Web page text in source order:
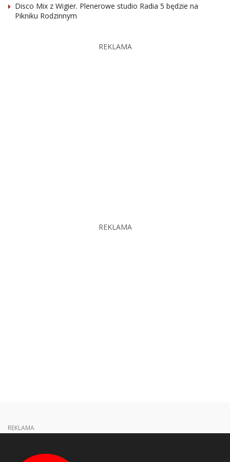
Disco Mix z Wigier. Plenerowe studio Radia 5 będzie na
Pikniku Rodzinnym
REKLAMA
REKLAMA
REKLAMA